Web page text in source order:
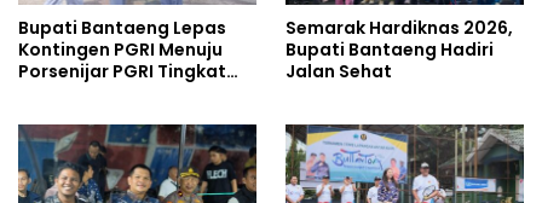
Bupati Bantaeng Lepas
Kontingen PGRI Menuju
Porsenijar PGRI Tingkat
Semarak Hardiknas 2026,
Bupati Bantaeng Hadiri
Jalan Sehat